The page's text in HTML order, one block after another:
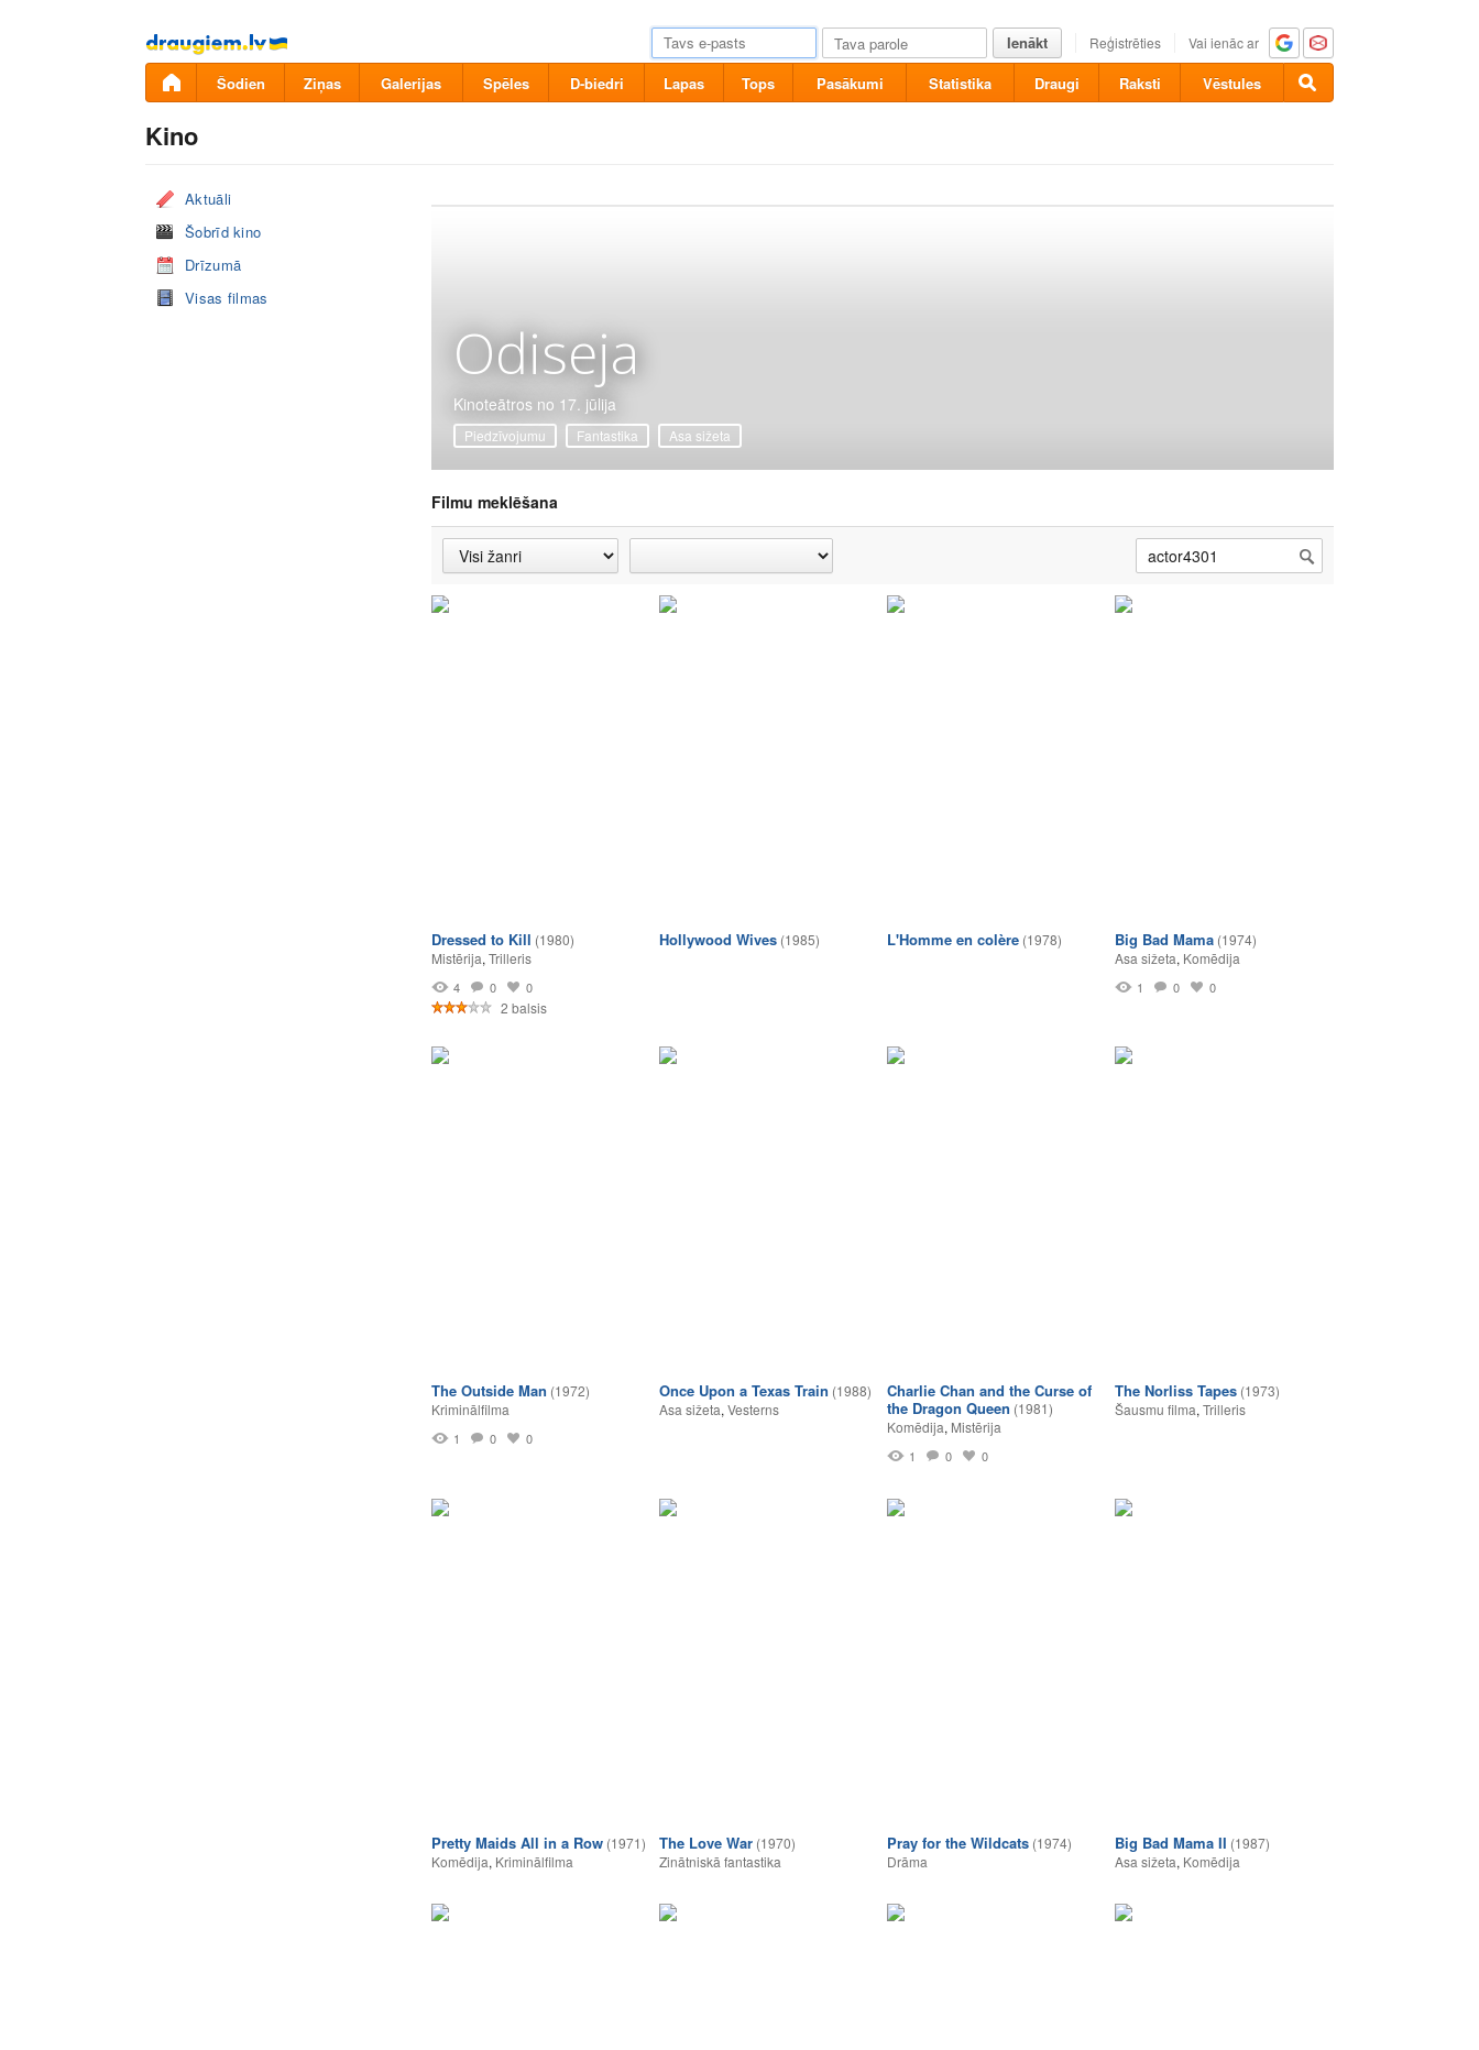
Pāriet
uz
saturu
Ienākt Reģistrēties Vai ienāc ar
Šodien Ziņas Galerijas Spēles D-biedri Lapas Tops Pasākumi Statistika Draugi Raksti Vēstules
Kino
Aktuāli
Šobrīd kino
Drīzumā
Visas filmas
Odiseja
Kinoteātros no 17. jūlija
Piedzīvojumu Fantastika Asa sižeta
Filmu meklēšana
Dressed to Kill (1980)
Mistērija, Trilleris
4 0 0
2 balsis
Hollywood Wives (1985) L'Homme en colère (1978) Big Bad Mama (1974)
Asa sižeta, Komēdija
1 0 0
The Outside Man (1972)
Kriminālfilma
1 0 0
Once Upon a Texas Train (1988)
Asa sižeta, Vesterns
Charlie Chan and the Curse of
the Dragon Queen (1981)
Komēdija, Mistērija
1 0 0
The Norliss Tapes (1973)
Šausmu filma, Trilleris
Pretty Maids All in a Row (1971)
Komēdija, Kriminālfilma
The Love War (1970)
Zinātniskā fantastika
Pray for the Wildcats (1974)
Drāma
Big Bad Mama II (1987)
Asa sižeta, Komēdija